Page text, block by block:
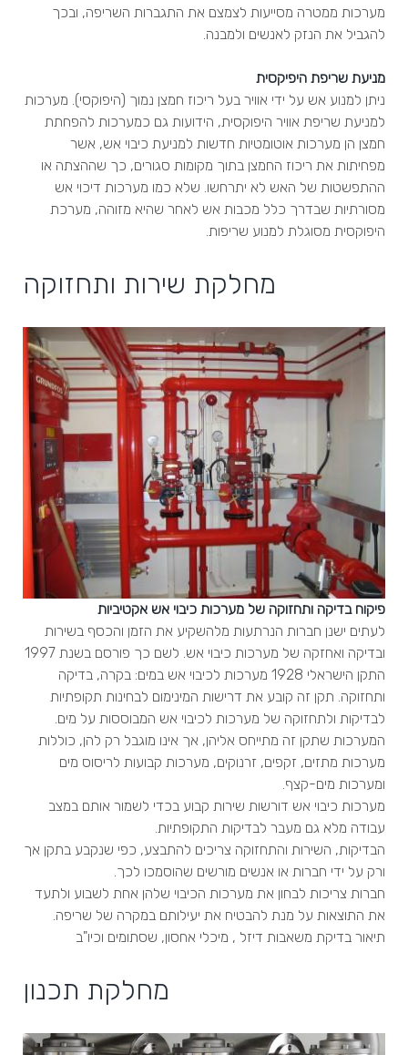
מערכות ממטרה מסייעות לצמצם את התגברות השריפה, ובכך
להגביל את הנזק לאנשים ולמבנה.
מניעת שריפת היפיקסית
ניתן למנוע אש על ידי אוויר בעל ריכוז חמצן נמוך (היפוקסי). מערכות
למניעת שריפת אוויר היפוקסית, הידועות גם כמערכות להפחתת
חמצן הן מערכות אוטומטיות חדשות למניעת כיבוי אש, אשר
מפחיתות את ריכוז החמצן בתוך מקומות סגורים, כך שההצתה או
ההתפשטות של האש לא יתרחשו. שלא כמו מערכות דיכוי אש
מסורתיות שבדרך כלל מכבות אש לאחר שהיא מזוהה, מערכת
היפוקסית מסוגלת למנוע שריפות.
מחלקת שירות ותחזוקה
פיקוח בדיקה ותחזוקה של מערכות כיבוי אש אקטיביות
לעתים ישנן חברות הנרתעות מלהשקיע את הזמן והכסף בשירות
ובדיקה ואחזקה של מערכות כיבוי אש. לשם כך פורסם בשנת 1997
התקן הישראלי 1928 מערכות לכיבוי אש במים: בקרה, בדיקה
ותחזוקה. תקן זה קובע את דרישות המינימום לבחינות תקופתיות
לבדיקות ולתחזוקה של מערכות לכיבוי אש המבוססות על מים.
המערכות שתקן זה מתייחס אליהן, אך אינו מוגבל רק להן, כוללות
מערכות מתזים, זקפים, זרנוקים, מערכות קבועות לריסוס מים
ומערכות מים-קצף.
מערכות כיבוי אש דורשות שירות קבוע בכדי לשמור אותם במצב
עבודה מלא גם מעבר לבדיקות התקופתיות.
הבדיקות, השירות והתחזוקה צריכים להתבצע, כפי שנקבע בתקן אך
ורק על ידי חברות או אנשים מורשים שהוסמכו לכך.
חברות צריכות לבחון את מערכות הכיבוי שלהן אחת לשבוע ולתעד
את התוצאות על מנת להבטיח את יעילותם במקרה של שריפה.
תיאור בדיקת משאבות דיזל , מיכלי אחסון, שסתומים וכיו"ב
מחלקת תכנון